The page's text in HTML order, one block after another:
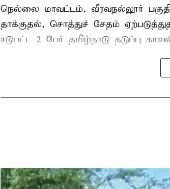
நெல்லை மாவட்டம், வீரவநல்லூர்
தாக்குதல், சொத்துச் சேதம்
ஈடுபட்ட 2 பேர் தமிழ்நாடு தடுப்பு